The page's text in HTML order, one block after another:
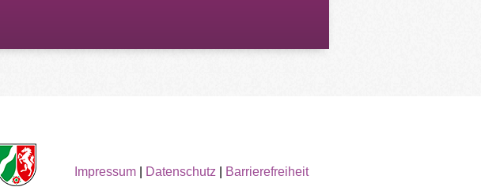
Impressum| Datenschutz Barrierefreiheit